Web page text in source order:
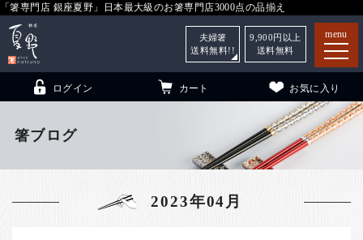
「箸専門店 銀座夏野」日本最大級のお箸専門店3000点の品揃え
menu
ログイン カート お気に入り
夫婦箸
送料無料!!
9,900 円以上
送料無料
箸ブログ
2023年04月